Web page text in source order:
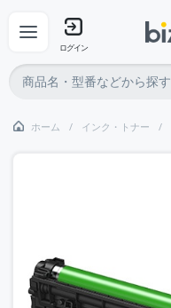
ログイン
ホーム インク・トナー